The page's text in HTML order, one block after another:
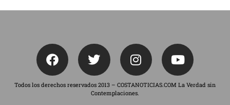
Todos los derechos reservados 2013 – COSTANOTICIAS.COM La Verdad sin
Contemplaciones.